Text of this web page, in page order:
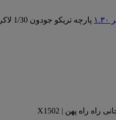
پارچه تریکو جودون 1/30 لاکرا گردباف نوریس | بادمجانی راه راه پهن